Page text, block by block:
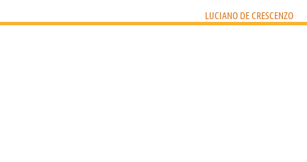
LUCIANO DE CRESCENZO